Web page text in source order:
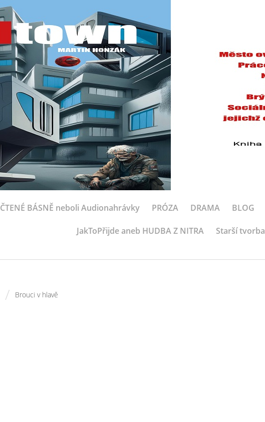
ČTENÉ BÁSNĚ neboli Audionahrávky PRÓZA DRAMA BLOG
JakToPřijde aneb HUDBA Z NITRA Starší tvorba
/ Brouci v hlavě